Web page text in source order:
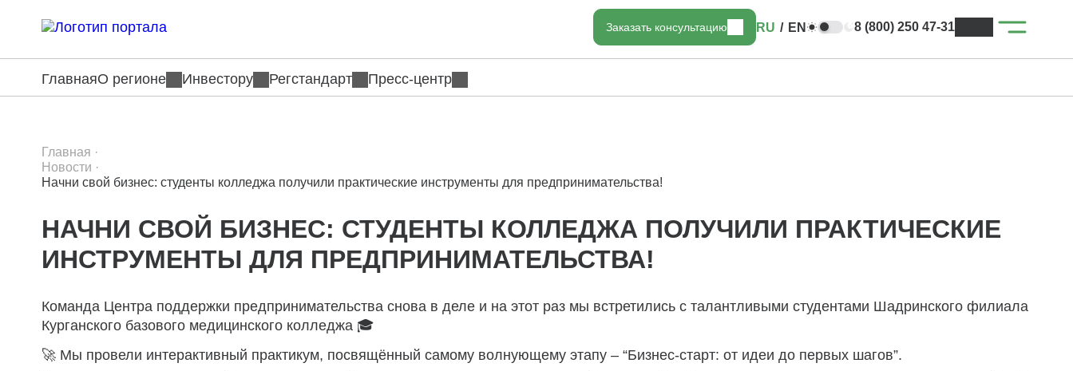
Заказать консультацию RU / EN 8 (800) 250 47-31
ГлавнаяО регионе Инвестору Регстандарт Пресс-центр
Главная ·
Новости ·
Начни свой бизнес: студенты колледжа получили практические инструменты для предпринимательства!
НАЧНИ СВОЙ БИЗНЕС: СТУДЕНТЫ КОЛЛЕДЖА ПОЛУЧИЛИ ПРАКТИЧЕСКИЕ
ИНСТРУМЕНТЫ ДЛЯ ПРЕДПРИНИМАТЕЛЬСТВА!
Команда Центра поддержки предпринимательства снова в деле и на этот раз мы встретились с талантливыми студентами Шадринского филиала
Курганского базового медицинского колледжа 🎓
🚀 Мы провели интерактивный практикум, посвящённый самому волнующему этапу – “Бизнес-старт: от идеи до первых шагов”.